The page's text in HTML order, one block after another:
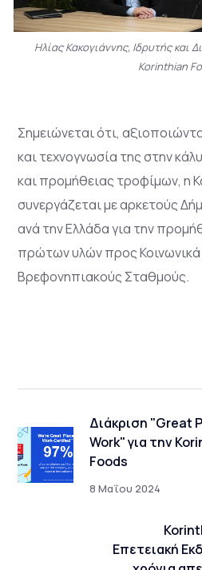
Ηλίας Κακογιάννης, Ιδρυτής και
Korinthian
Σημειώνεται ότι,
και τεχνογνωσία της στην
και προμήθειας τροφίμων, η
συνεργάζεται με αρκετούς
ανά την Ελλάδα για την
πρώτων υλών προς
Βρεφονηπιακούς Σταθμούς.
Διάκριση "Great
Work" για την
Foods
8 Μαΐου 2024
Επετειακή